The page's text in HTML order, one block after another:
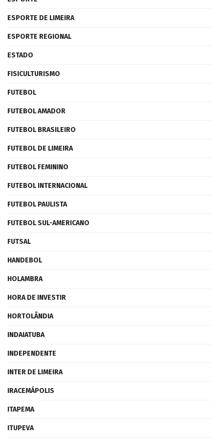
ESPORTE DE LIMEIRA
ESPORTE REGIONAL
ESTADO
FISICULTURISMO
FUTEBOL
FUTEBOL AMADOR
FUTEBOL BRASILEIRO
FUTEBOL DE LIMEIRA
FUTEBOL FEMININO
FUTEBOL INTERNACIONAL
FUTEBOL PAULISTA
FUTEBOL SUL-AMERICANO
FUTSAL
HANDEBOL
HOLAMBRA
HORA DE INVESTIR
HORTOLÂNDIA
INDAIATUBA
INDEPENDENTE
INTER DE LIMEIRA
IRACEMÁPOLIS
ITAPEMA
ITUPEVA